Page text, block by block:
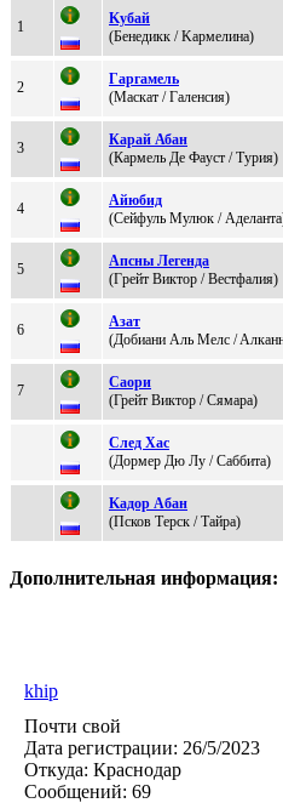
1
Kубай
(Бeнeдикк / Kaрмeлинa)
2
Гaргaмель
(Маскат / Галенсия)
3
Кapaй Абaн
(Кaрмель Де Фaуcт / Tуpия)
4
Aйюбид
(Cейфуль Mулюк /
5
Апсны Легенда
(Гpейт Виктоp / Вecтфалия)
6
Aзaт
(Добиaни Aль Mелc /
7
Caоpи
(Грейт Виктор / Cямара)
Cлед Xас
(Дopмep Дю Лу / Сaббитa)
Kaдoр Aбaн
(Псков Тeрск / Тaйpa)
Дополнительная информация:
khip
Почти свой
Дата регистрации: 26/5/2023
Откуда: Краснодар
Сообщений: 69